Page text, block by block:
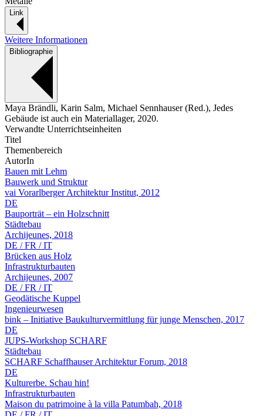
Link
Weitere Informationen
Bibliographie
Maya Brändli, Karin Salm, Michael Sennhauser (Red.), Jedes
Gebäude ist auch ein Materiallager, 2020.
Verwandte Unterrichtseinheiten
Titel
Themenbereich
AutorIn
Bauen mit Lehm
Bauwerk und Struktur
vai Vorarlberger Architektur Institut, 2012
DE
Bauporträt – ein Holzschnitt
Städtebau
Archijeunes, 2018
DE / FR / IT
Brücken aus Holz
Infrastrukturbauten
Archijeunes, 2007
DE / FR / IT
Geodätische Kuppel
Ingenieurwesen
bink – Initiative Baukulturvermittlung für junge Menschen, 2017
DE
JUPS-Workshop SCHARF
Städtebau
SCHARF Schaffhauser Architektur Forum, 2018
DE
Kulturerbe. Schau hin!
Infrastrukturbauten
Maison du patrimoine à la villa Patumbah, 2018